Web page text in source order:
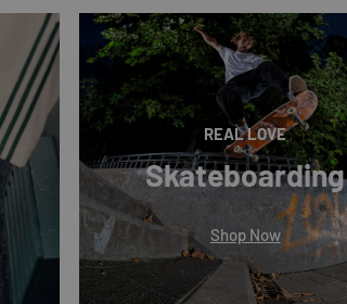
REAL LOVE
Skateboarding
Shop Now